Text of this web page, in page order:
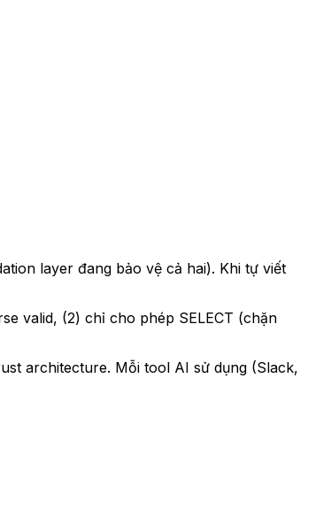
layer đang bảo vệ cả hai). Khi tự viết
valid, (2) chỉ cho phép SELECT (chặn
architecture. Mỗi tool AI sử dụng (Slack,